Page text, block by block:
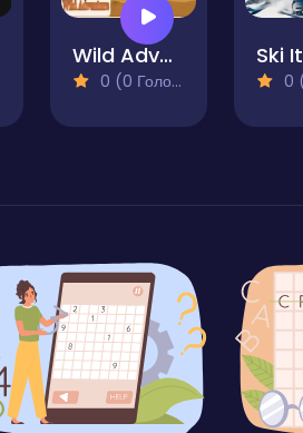
Wild Adventure
0 (0 Голосів)
Ski It
0